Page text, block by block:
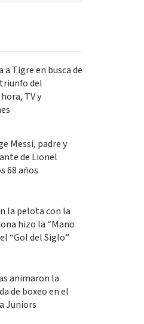
a Tigre en busca de
del
TV y
Messi, padre y
de Lionel
68 años
la pelota con la
hizo la “Mano
“Gol del Siglo”
animaron la
de boxeo en el
Juniors